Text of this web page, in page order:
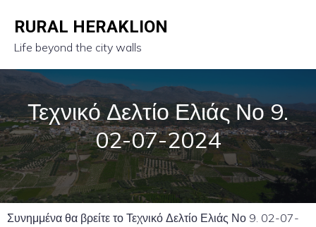
RURAL HERAKLION
Life beyond the city walls
Τεχνικό Δελτίο Ελιάς Νο 9.
02-07-2024
Συνημμένα θα βρείτε το Τεχνικό Δελτίο Ελιάς Νο 9. 02-07-